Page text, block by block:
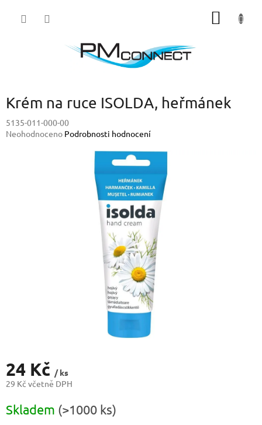
Krém na ruce ISOLDA, heřmánek
5135-011-000-00
Průměrné
Neohodnoceno Podrobnosti hodnocení
24 Kč / ks
29 Kč včetně DPH
cena:
Skladem (>1000 ks)